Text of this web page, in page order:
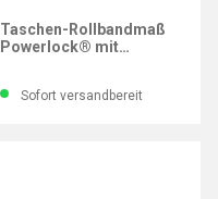
Taschen-Rollbandmaß
Powerlock® mit
Sofort versandbereit